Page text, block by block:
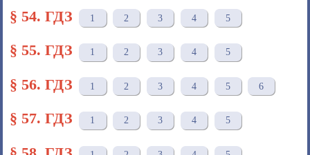
§ 54. ГДЗ 1 2 3 4 5
§ 55. ГДЗ 1 2 3 4 5
§ 56. ГДЗ 1 2 3 4 5 6
§ 57. ГДЗ 1 2 3 4 5